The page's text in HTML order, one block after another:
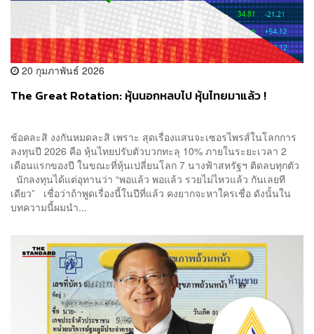
20 กุมภาพันธ์ 2026
The Great Rotation: หุ้นนอกหลบไป หุ้นไทยมาแล้ว !
ช้อคละสิ งงกันหมดละสิ เพราะ สุดเรื่องแสนจะเซอรไพรส์ในโลกการ
ลงทุนปี 2026 คือ หุ้นไทยปรับตัวบวกทะลุ 10% ภายในระยะเวลา 2
เดือนแรกของปี ในขณะที่หุ้นเปลี่ยนโลก 7 นางฟ้าสหรัฐฯ ติดลบทุกตัว
นักลงทุนได้แต่อุทานว่า “พอแล้ว พอแล้ว รวยไม่ไหวแล้ว กันเลยที
เดียว” เชื่อว่าถ้าพูดเรื่องนี้ในปีที่แล้ว คงยากจะหาใครเชื่อ ดังนั้นใน
บทความนี้ผมนำ...